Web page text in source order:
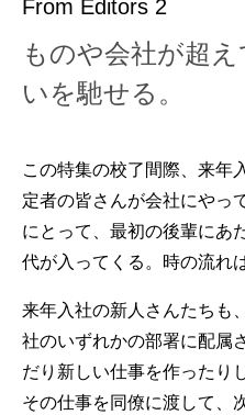
From Editors 2
ものや会社が超
いを馳せる。
この特集の校了間際、来年
定者の皆さんが会社にやっ
にとって、最初の後輩にあ
代が入ってくる。時の流れ
来年入社の新人さんたちも
社のいずれかの部署に配属
だり新しい仕事を作ったり
その仕事を同僚に渡して、